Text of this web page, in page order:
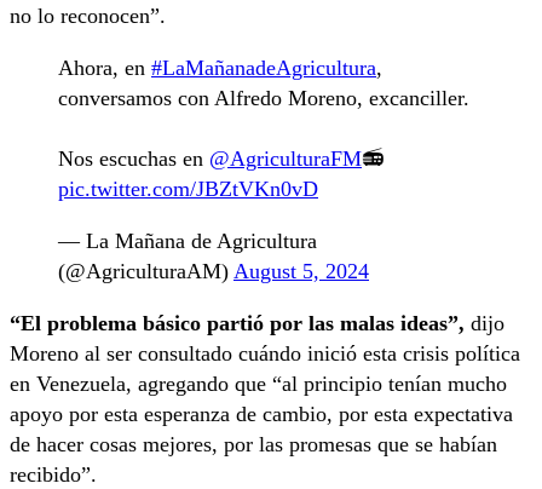
no lo reconocen”.
Ahora, en #LaMañanadeAgricultura,
conversamos con Alfredo Moreno, excanciller.
Nos escuchas en @AgriculturaFM📻
pic.twitter.com/JBZtVKn0vD
— La Mañana de Agricultura
(@AgriculturaAM) August 5, 2024
“El problema básico partió por las malas ideas”, dijo
Moreno al ser consultado cuándo inició esta crisis política
en Venezuela, agregando que “al principio tenían mucho
apoyo por esta esperanza de cambio, por esta expectativa
de hacer cosas mejores, por las promesas que se habían
recibido”.